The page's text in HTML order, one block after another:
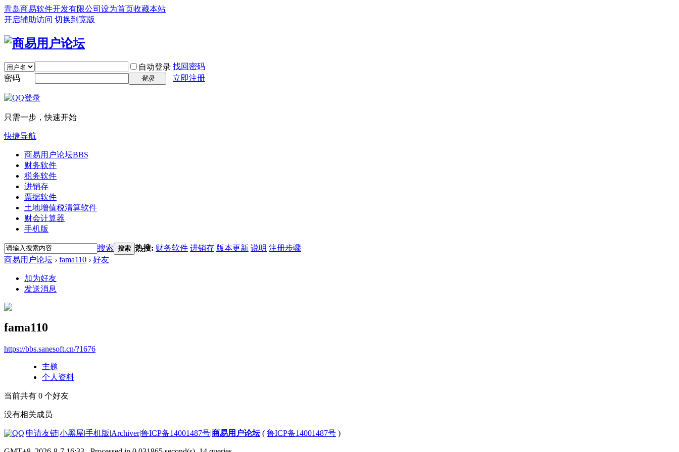
青岛商易软件开发有限公司 设为首页收藏本站
开启辅助访问 切换到宽版
自动登录 找回密码
密码
登录 立即注册
只需一步，快速开始
快捷导航
商易用户论坛BBS
财务软件
税务软件
进销存
票据软件
土地增值税清算软件
财会计算器
手机版
搜索 搜索 热搜: 财务软件 进销存 版本更新 说明 注册步骤
商易用户论坛 › fama110 › 好友
加为好友
发送消息
fama110
https://bbs.sanesoft.cn/?1676
主题
个人资料
当前共有 0 个好友
没有相关成员
|申请友链|小黑屋|手机版|Archiver|鲁ICP备14001487号|商易用户论坛( 鲁ICP备14001487号 )